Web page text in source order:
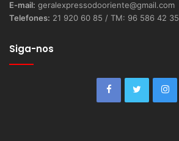
E-mail: geralexpressodooriente@gmail.com
Telefones: 21 920 60 85 / TM: 96 586 42 35
Siga-nos